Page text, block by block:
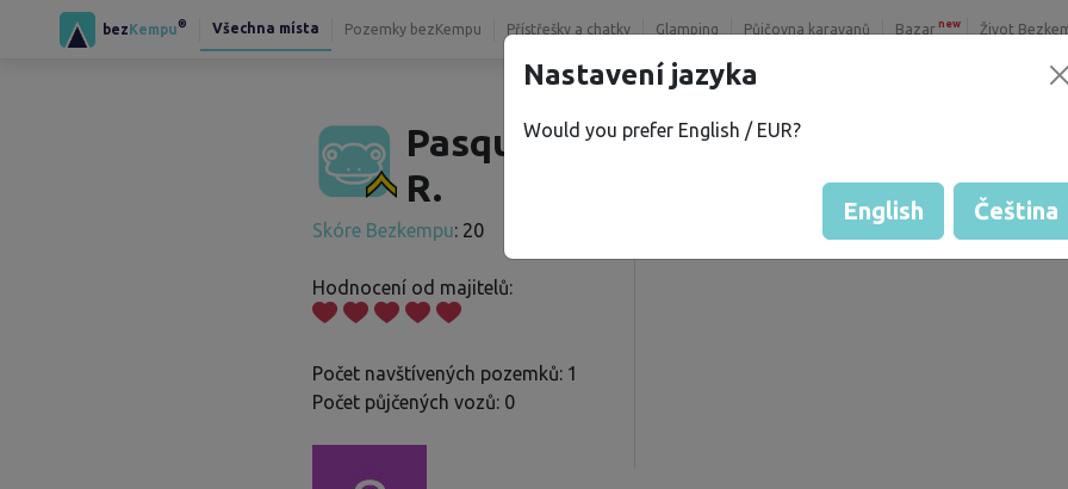
bezKempu® Všechna místa Pozemky bezKempu Přístřešky a chatky Glamping Půjčovna karavanů Bazar new Život
Pasquale
R.
Skóre Bezkempu: 20
Hodnocení od majitelů:
Počet navštívených pozemků: 1
Počet půjčených vozů: 0
Hodnocení pozemků
Nastavení jazyka
Would you prefer English / EUR?
English Čeština